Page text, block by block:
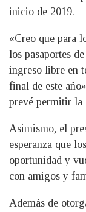
inicio de 2019.
«Creo que para
los pasaportes
ingreso libre en
final de este
prevé permitir la
Asimismo, el
esperanza que
oportunidad y
con amigos y
Además de